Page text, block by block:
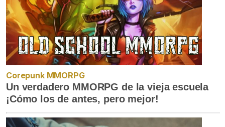
Corepunk MMORPG
Un verdadero MMORPG de la vieja escuela
¡Cómo los de antes, pero mejor!